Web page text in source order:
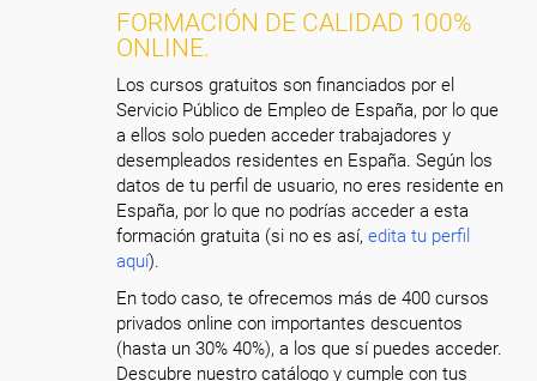
FORMACIÓN DE CALIDAD 100%
ONLINE.
Los cursos gratuitos son financiados por el
Servicio Público de Empleo de España, por lo que
a ellos solo pueden acceder trabajadores y
desempleados residentes en España. Según los
datos de tu perfil de usuario, no eres residente en
España, por lo que no podrías acceder a esta
formación gratuita (si no es así,edita tu perfil
aquí).
En todo caso, te ofrecemos más de 400 cursos
privados online con importantes descuentos
(hasta un 30% 40%), a los que sí puedes acceder.
Descubre nuestro catálogo y cumple con tus